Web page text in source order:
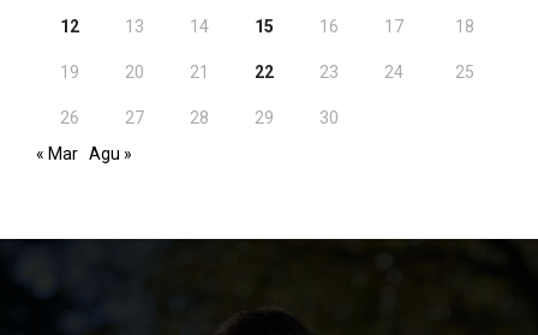
12 13 14 15 16 17 18
19 20 21 22 23 24 25
26 27 28 29
30
« Mar Agu »